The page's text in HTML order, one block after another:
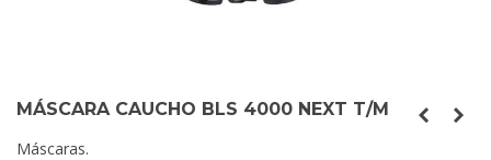
MÁSCARA CAUCHO BLS 4000 NEXT T/M
Máscaras.